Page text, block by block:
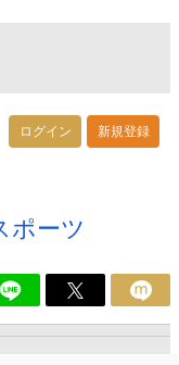
ログイン 新規登録
ポーツ